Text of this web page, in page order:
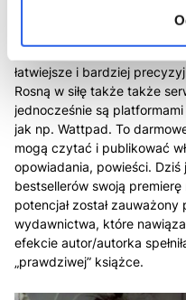
Dziś zupełnie inaczej niż
łatwiejsze i bardziej
Rosną w siłę także także
jednocześnie są
jak np. Wattpad. To
mogą czytać i publikować
opowiadania, powieści.
bestsellerów swoją premierę
potencjał został
wydawnictwa, które
efekcie autor/autorka
„prawdziwej” książce.